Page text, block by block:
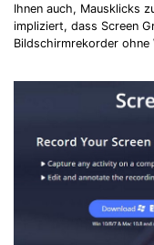
Ihnen auch, Mausklicks
impliziert, dass Screen
Bildschirmrekorder ohne